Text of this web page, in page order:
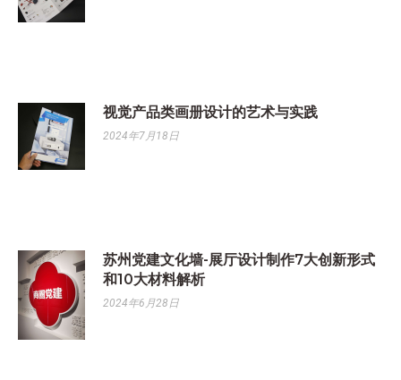
视觉产品类画册设计的艺术与实践
2024年7月18日
苏州党建文化墙-展厅设计制作7大创新形式
和10大材料解析
2024年6月28日